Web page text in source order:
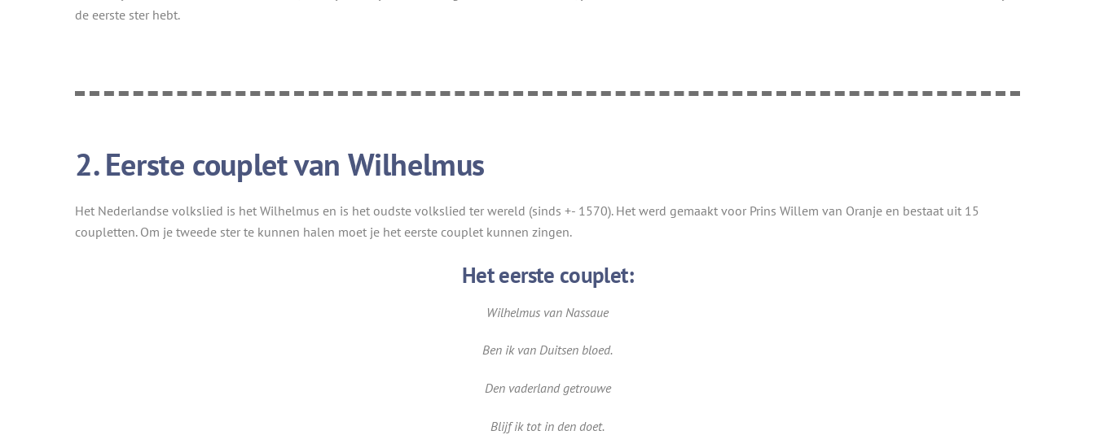
de eerste ster hebt.
2. Eerste couplet van Wilhelmus
Het Nederlandse volkslied is het Wilhelmus en is het oudste volkslied ter wereld (sinds +- 1570). Het werd gemaakt voor Prins Willem van Oranje en bestaat uit 15
coupletten. Om je tweede ster te kunnen halen moet je het eerste couplet kunnen zingen.
Het eerste couplet:
Wilhelmus van Nassaue
Ben ik van Duitsen bloed.
Den vaderland getrouwe
Blijf ik tot in den doet.